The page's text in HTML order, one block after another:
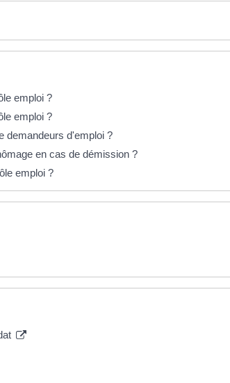
emploi ?
emploi ?
demandeurs d'emploi ?
en cas de démission ?
emploi ?